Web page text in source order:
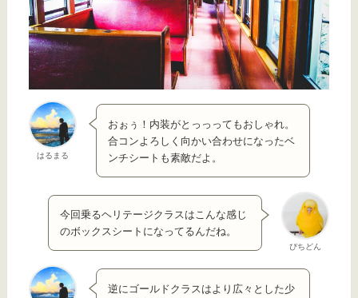
はるまる
おぉぅ！内装がとっっってもおしゃれ。
合コンよろしく向かい合わせになったベ
ンチシートも素敵だよ。
ぴちどん
今回乗るヘリテージクラスはこんな感じ
のボックスシートになってるんだね。
逆にゴールドクラスはより広々とした少